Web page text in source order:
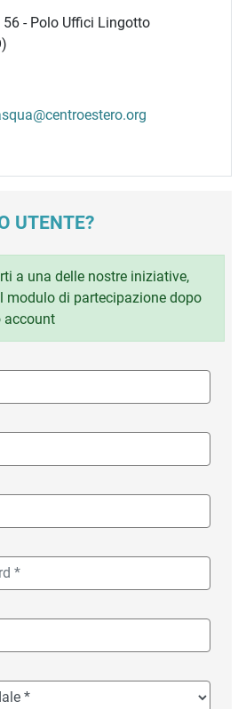
- Polo Uffici Lingotto
UTENTE?
a una delle nostre iniziative,
modulo di partecipazione dopo
account